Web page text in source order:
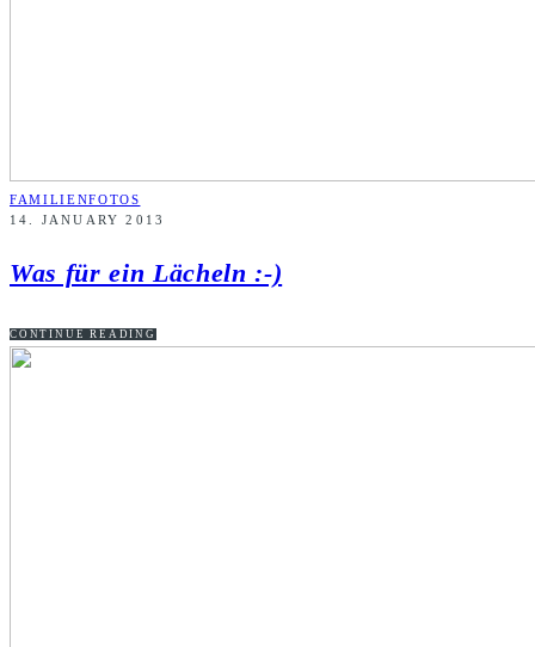
FAMILIENFOTOS
14. JANUARY 2013
Was für ein Lächeln :-)
CONTINUE READING